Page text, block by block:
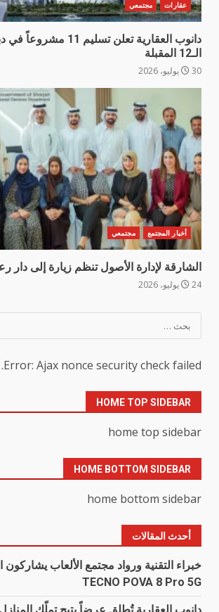
عقارات مجتمعي
دانوب العقارية تعلن
الـ12 المقبلة
30 يوليو، 2026
أخبار المجتمع مجتمعي
الشارقة لإدارة الأصول تنظم زيارة إلى دار
24 يوليو، 2026
عن:
Error: Ajax nonce security check failed.
HOME TOP SIDEBAR
home top sidebar
HOME BOTTOM SIDEBAR
home bottom sidebar
أحدث المقالات
خبراء التقنية ورواد مجتمع الألعاب يشاركون
TECNO POVA 8 Pro 5G
دانوب العقارية تُطلق عرضاً يتيح تملّك